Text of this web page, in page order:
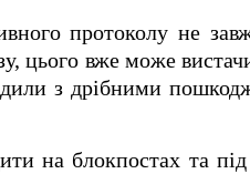
протоколу не
цього вже може
з дрібними
на блокпостах та